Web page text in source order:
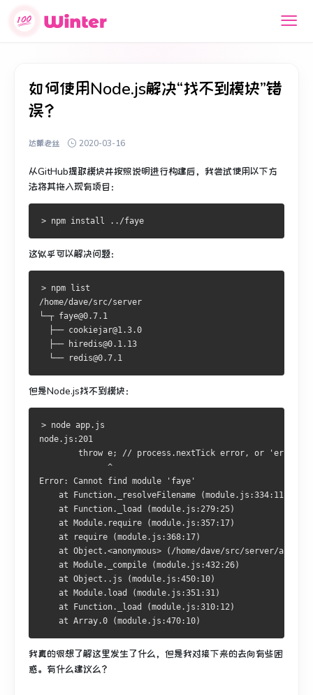
如何使用Node.js解决“找不到模块”错
误？
达蒙老丝 2020-03-16
从GitHub提取模块并按照说明进行构建后，我尝试使用以下方
法将其拖入现有项目：
这似乎可以解决问题：
> npm list
/home/dave/src/server
└─┬ faye@0.7.1
  ├── cookiejar@1.3.0
  ├── hiredis@0.1.13
  └── redis@0.7.1
但是Node.js找不到模块：
> node app.js
node.js:201
throw e; // process.nextTick error, or 'error'
              ^
Error: Cannot find module 'faye'
    at Function._resolveFilename (module.js:334:11)
    at Function._load (module.js:279:25)
    at Module.require (module.js:357:17)
    at require (module.js:368:17)
at Object.<anonymous> (/home/dave/src/server/
    at Module._compile (module.js:432:26)
    at Object..js (module.js:450:10)
    at Module.load (module.js:351:31)
    at Function._load (module.js:310:12)
    at Array.0 (module.js:470:10)
我真的很想了解这里发生了什么，但是我对接下来的去向有些困
惑。 有什么建议么？